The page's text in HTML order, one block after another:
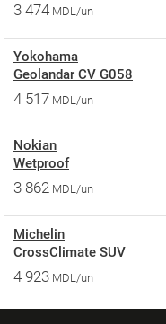
3 474 MDL/un
Yokohama
Geolandar CV G058
4 517 MDL/un
Nokian
Wetproof
3 862 MDL/un
Michelin
CrossClimate SUV
4 923 MDL/un